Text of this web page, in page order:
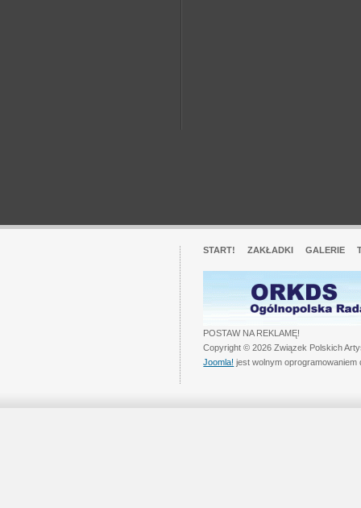
START! ZAKŁADKI GALERIE
POSTAW NA REKLAMĘ!
Copyright © 2026 Związek Polskich
Joomla! jest wolnym